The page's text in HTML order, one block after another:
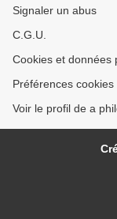
Signaler un abus
C.G.U.
Cookies et données
Préférences cookies
Voir le profil de a